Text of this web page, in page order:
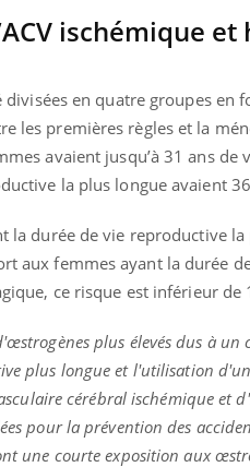
ischémique
divisées en quatre groupes
les premières règles et la
avaient jusqu’à 31 ans
la plus longue avaient
la durée de vie reproductive
aux femmes ayant la durée
ce risque est inférieur de
plus élevés dus à
plus longue et l'utilisation
cérébral ischémique et
pour la prévention des
une courte exposition aux